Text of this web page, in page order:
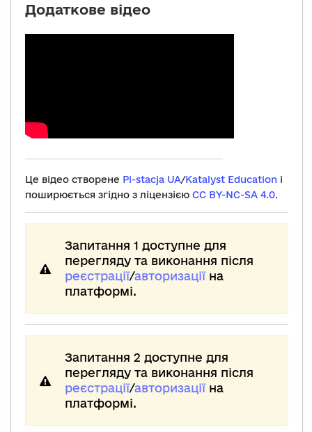
Додаткове відео
Це відео створене Pi-stacja UA/Katalyst Education і
поширюється згідно з ліцензією CC BY-NC-SA 4.0.
Запитання 1 доступне для
перегляду та виконання після
реєстрації/авторизаціїна
платформі.
Запитання 2 доступне для
перегляду та виконання після
реєстрації/авторизаціїна
платформі.